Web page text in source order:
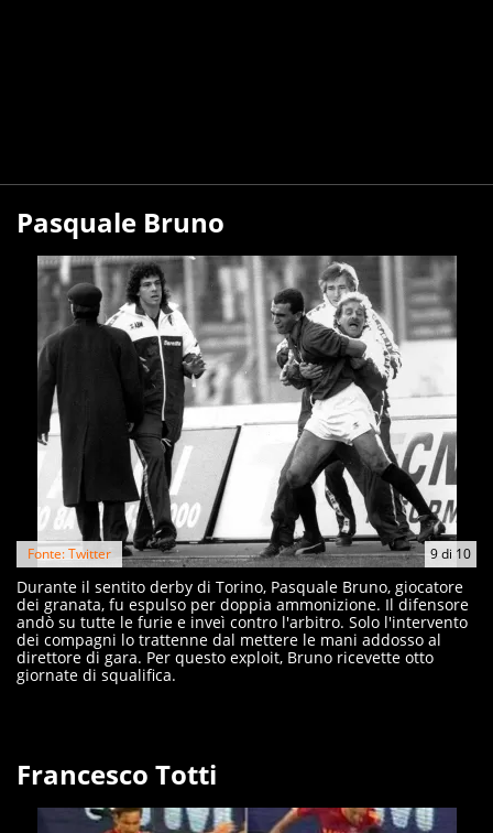
Pasquale Bruno
9di 10
Fonte: Twitter
Durante il sentito derby di Torino, Pasquale Bruno, giocatore
dei granata, fu espulso per doppia ammonizione. Il difensore
andò su tutte le furie e inveì contro l'arbitro. Solo l'intervento
dei compagni lo trattenne dal mettere le mani addosso al
direttore di gara. Per questo exploit, Bruno ricevette otto
giornate di squalifica.
Francesco Totti